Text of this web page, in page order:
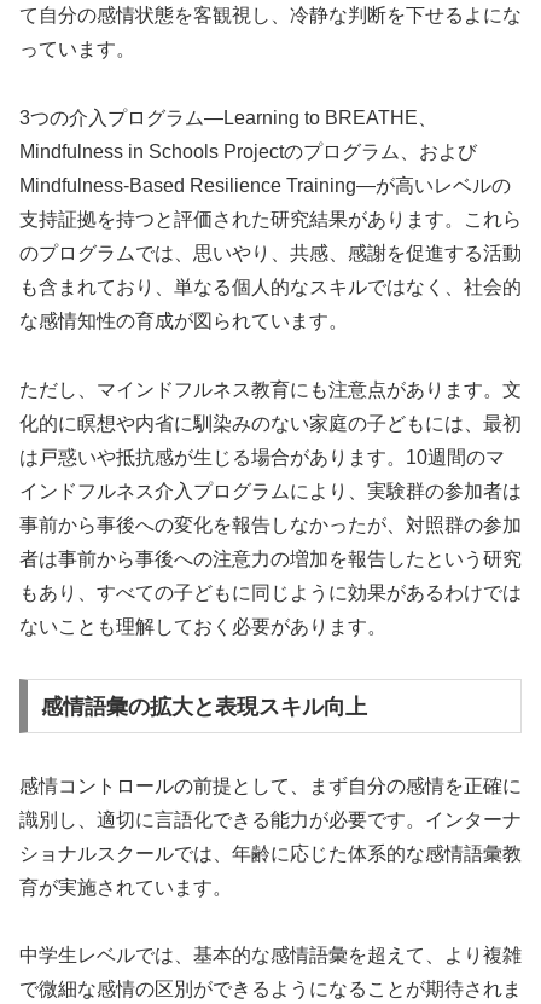
て自分の感情状態を客観視し、冷静な判断を下せるよにな
っています。
3つの介入プログラム—Learning to BREATHE、
Mindfulness in Schools Projectのプログラム、および
Mindfulness-Based Resilience Training—が高いレベルの
支持証拠を持つと評価された研究結果があります。これら
のプログラムでは、思いやり、共感、感謝を促進する活動
も含まれており、単なる個人的なスキルではなく、社会的
な感情知性の育成が図られています。
ただし、マインドフルネス教育にも注意点があります。文
化的に瞑想や内省に馴染みのない家庭の子どもには、最初
は戸惑いや抵抗感が生じる場合があります。10週間のマ
インドフルネス介入プログラムにより、実験群の参加者は
事前から事後への変化を報告しなかったが、対照群の参加
者は事前から事後への注意力の増加を報告したという研究
もあり、すべての子どもに同じように効果があるわけでは
ないことも理解しておく必要があります。
感情語彙の拡大と表現スキル向上
感情コントロールの前提として、まず自分の感情を正確に
識別し、適切に言語化できる能力が必要です。インターナ
ショナルスクールでは、年齢に応じた体系的な感情語彙教
育が実施されています。
中学生レベルでは、基本的な感情語彙を超えて、より複雑
で微細な感情の区別ができるようになることが期待されま